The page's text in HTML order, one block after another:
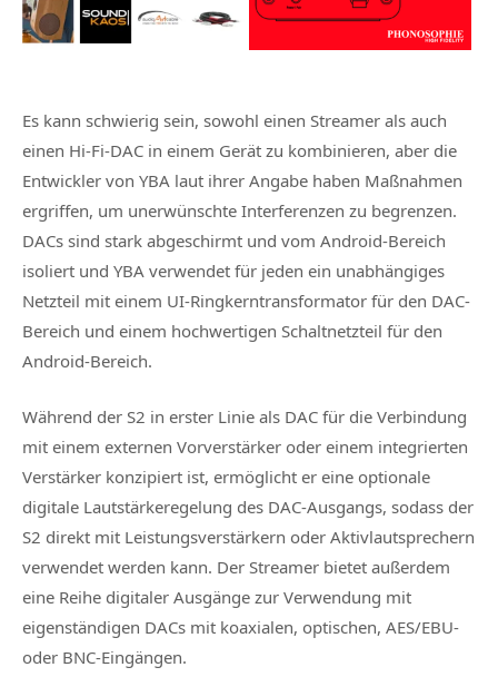
Es kann schwierig sein, sowohl einen Streamer als auch
einen Hi-Fi-DAC in einem Gerät zu kombinieren, aber die
Entwickler von YBA laut ihrer Angabe haben Maßnahmen
ergriffen, um unerwünschte Interferenzen zu begrenzen.
DACs sind stark abgeschirmt und vom Android-Bereich
isoliert und YBA verwendet für jeden ein unabhängiges
Netzteil mit einem UI-Ringkerntransformator für den DAC-
Bereich und einem hochwertigen Schaltnetzteil für den
Android-Bereich.
Während der S2 in erster Linie als DAC für die Verbindung
mit einem externen Vorverstärker oder einem integrierten
Verstärker konzipiert ist, ermöglicht er eine optionale
digitale Lautstärkeregelung des DAC-Ausgangs, sodass der
S2 direkt mit Leistungsverstärkern oder Aktivlautsprechern
verwendet werden kann. Der Streamer bietet außerdem
eine Reihe digitaler Ausgänge zur Verwendung mit
eigenständigen DACs mit koaxialen, optischen, AES/EBU-
oder BNC-Eingängen.